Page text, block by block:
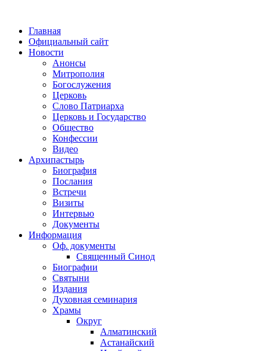
Главная
Официальный сайт
Новости
Анонсы
Митрополия
Богослужения
Церковь
Слово Патриарха
Церковь и Государство
Общество
Конфессии
Видео
Архипастырь
Биография
Послания
Встречи
Визиты
Интервью
Документы
Информация
Оф. документы
Священный Синод
Биографии
Святыни
Издания
Духовная семинария
Храмы
Округ
Алматинский
Астанайский